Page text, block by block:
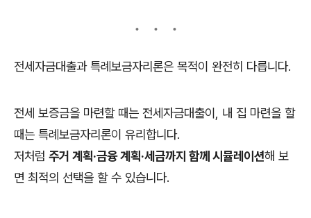
전세자금대출과 특례보금자리론은 목적이 완전히 다릅니다.
전세 보증금을 마련할 때는 전세자금대출이, 내 집 마련을 할
때는 특례보금자리론이 유리합니다.
저처럼 주거 계획·금융 계획·세금까지 함께 시뮬레이션해 보
면 최적의 선택을 할 수 있습니다.